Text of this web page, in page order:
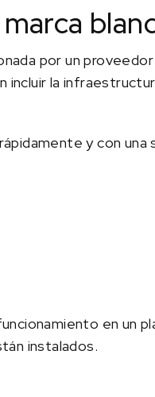
por un
incluir la
y con una
en un
instalados.